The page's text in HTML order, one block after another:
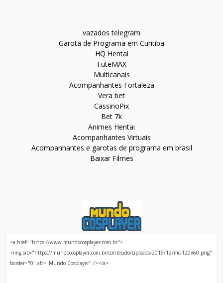
vazados telegram
Garota de Programa em Curitiba
HQ Hentai
FuteMAX
Multicanais
Acompanhantes Fortaleza
Vera bet
CassinoPix
Bet 7k
Animes Hentai
Acompanhantes Virtuais
Acompanhantes e garotas de programa em brasil
Baixar Filmes